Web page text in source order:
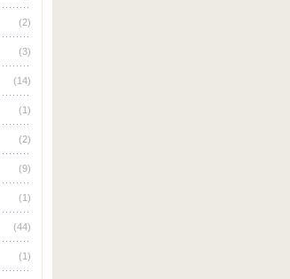
(2)
(3)
(14)
(1)
(2)
(9)
(1)
(44)
(1)